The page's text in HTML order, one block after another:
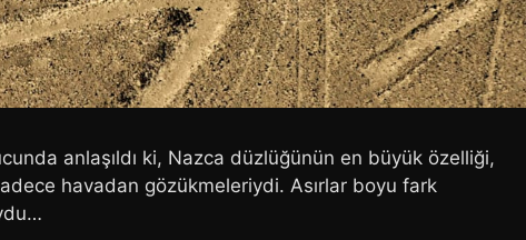
anlaşıldı ki, Nazca düzlüğünün en büyük özelliği,
havadan gözükmeleriydi. Asırlar boyu fark